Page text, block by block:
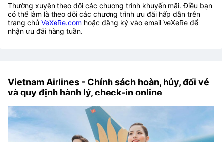
Thường xuyên theo dõi các chương trình khuyến mãi. Điều bạn
có thể làm là theo dõi các chương trình ưu đãi hấp dẫn trên
trang chủ VeXeRe.com hoặc đăng ký vào email VeXeRe để
nhận ưu đãi hàng tuần.
Vietnam Airlines - Chính sách hoàn, hủy, đổi vé
và quy định hành lý, check-in online